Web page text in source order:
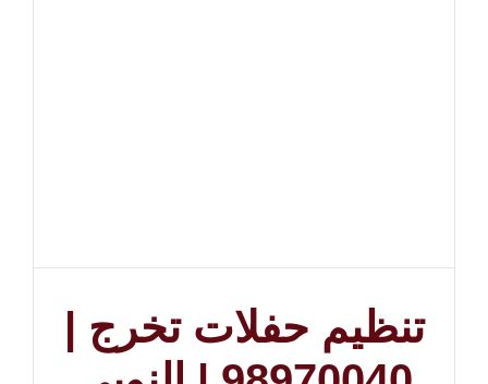
تنظيم حفلات تخرج |